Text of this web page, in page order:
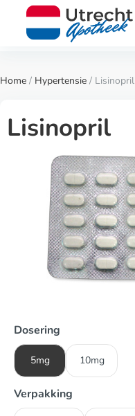
Home / Hypertensie / Lisinopril
Lisinopril
Dosering
5mg 10mg
Verpakking